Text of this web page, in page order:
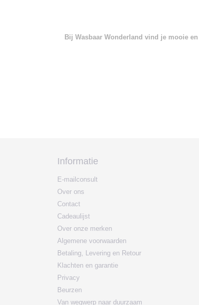
Bij Wasbaar Wonderland vind je mooie
Informatie
E-mailconsult
Over ons
Contact
Cadeaulijst
Over onze merken
Algemene voorwaarden
Betaling, Levering en Retour
Klachten en garantie
Privacy
Beurzen
Van wegwerp naar duurzaam